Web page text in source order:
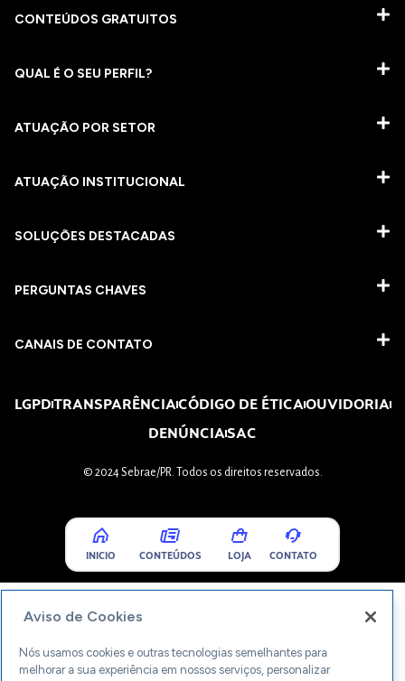
CONTEÚDOS GRATUITOS
QUAL É O SEU PERFIL?
ATUAÇÃO POR SETOR
ATUAÇÃO INSTITUCIONAL
SOLUÇÕES DESTACADAS
PERGUNTAS CHAVES​
CANAIS DE CONTATO
LGPDTRANSPARÊNCIACÓDIGO DE ÉTICAOUVIDORIA
DENÚNCIASAC
© 2024 Sebrae/PR. Todos os direitos reservados.
INICIO CONTEÚDOS LOJA CONTATO
Aviso de Cookies
Nós usamos cookies e outras tecnologias semelhantes para
melhorar a sua experiência em nossos serviços, personalizar